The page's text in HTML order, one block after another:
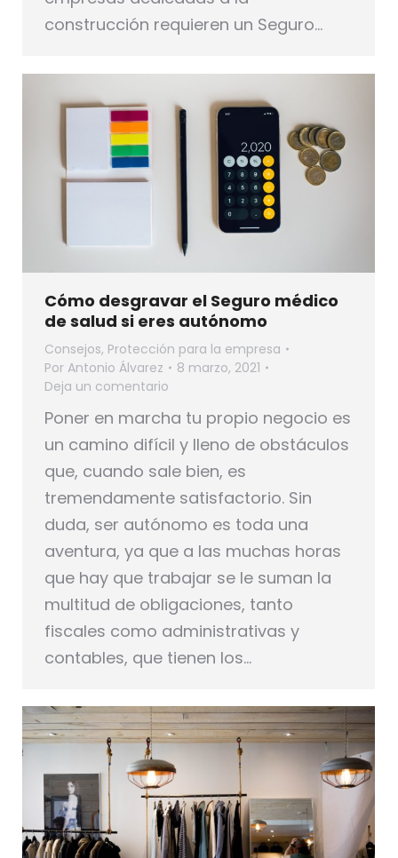
construcción requieren un Seguro…
Cómo desgravar el Seguro médico
de salud si eres autónomo
Consejos, Protección para la empresa
Por Antonio Álvarez
8 marzo, 2021
Deja un comentario
Poner en marcha tu propio negocio es
un camino difícil y lleno de obstáculos
que, cuando sale bien, es
tremendamente satisfactorio. Sin
duda, ser autónomo es toda una
aventura, ya que a las muchas horas
que hay que trabajar se le suman la
multitud de obligaciones, tanto
fiscales como administrativas y
contables, que tienen los…